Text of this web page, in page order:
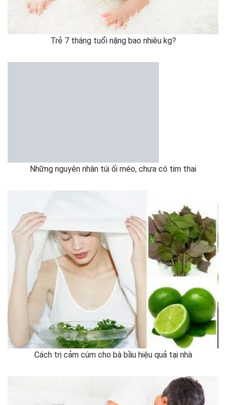
Trẻ 7 tháng tuổi nặng bao nhiêu kg?
Những nguyên nhân túi ối méo, chưa có tim thai
Cách trị cảm cúm cho bà bầu hiệu quả tại nhà